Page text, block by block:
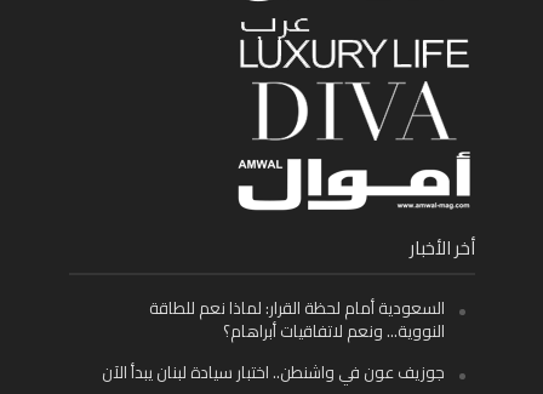
أخر الأخبار
السعودية أمام لحظة القرار: لماذا نعم للطاقة
النووية… ونعم لاتفاقيات أبراهام؟
جوزيف عون في واشنطن.. اختبار سيادة لبنان يبدأ الآن